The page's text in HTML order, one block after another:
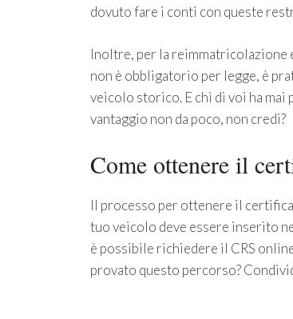
dovuto fare i conti con queste
Inoltre, per la reimmatricolazione
non è obbligatorio per legge, è
veicolo storico. E chi di voi ha mai
vantaggio non da poco, non credi?
Come ottenere il
Il processo per ottenere il
tuo veicolo deve essere inserito
è possibile richiedere il CRS
provato questo percorso?